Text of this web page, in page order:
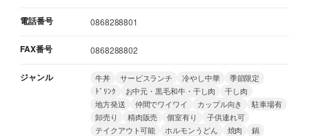
電話番号 0868288801
FAX番号 0868288802
ジャンル 牛丼 サービスランチ 冷やし中華
季節限定
ﾄﾞﾘﾝｸ
お中元・黒毛和牛・干し肉
干し肉
地方発送
仲間でワイワイ カップル向き
駐車場有
卸売り
精肉販売 個室有り
子供連れ可
テイクアウト可能
ホルモンうどん 焼肉
鍋